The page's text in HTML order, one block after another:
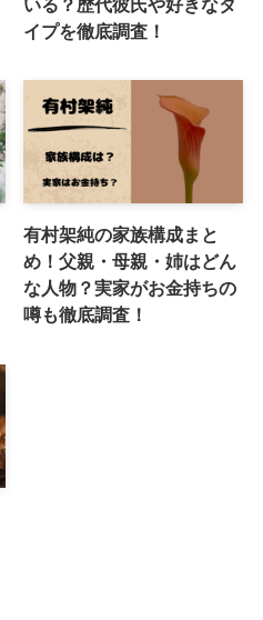
イプを徹底調査！
有村架純の家族構成まと
め！父親・母親・姉はどん
な人物？実家がお金持ちの
噂も徹底調査！